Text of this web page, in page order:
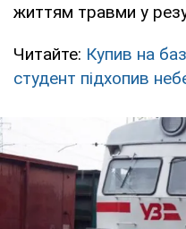
життям травми у
Читайте: Купив на
студент підхопив